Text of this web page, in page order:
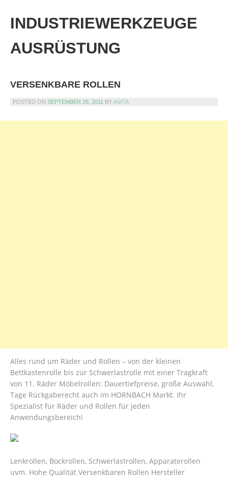
content
INDUSTRIEWERKZEUGE
AUSRÜSTUNG
VERSENKBARE ROLLEN
POSTED ON SEPTEMBER 26, 2011 BYANITA
Alles rund um Räder und Rollen – von der kleinen
Bettkastenrolle bis zur Schwerlastrolle mit einer Tragkraft
von 11. Räder Möbelrollen: Dauertiefpreise, große Auswahl,
Tage Rückgaberecht auch im HORNBACH Markt. Ihr
Spezialist für Räder und Rollen für jeden
Anwendungsbereich!
Lenkrollen, Bockrollen, Schwerlastrollen, Apparaterollen
uvm. Hohe Qualität Versenkbaren Rollen Hersteller